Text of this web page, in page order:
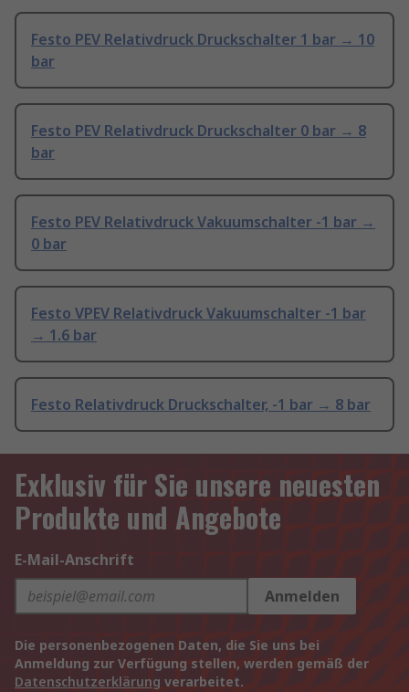
Festo PEV Relativdruck Druckschalter 1 bar → 10
bar
Festo PEV Relativdruck Druckschalter 0 bar → 8
bar
Festo PEV Relativdruck Vakuumschalter -1 bar →
0 bar
Festo VPEV Relativdruck Vakuumschalter -1 bar
→ 1.6 bar
Festo Relativdruck Druckschalter, -1 bar → 8 bar
Exklusiv für Sie unsere neuesten
Produkte und Angebote
E-Mail-Anschrift
Anmelden
Die personenbezogenen Daten, die Sie uns bei
Anmeldung zur Verfügung stellen, werden gemäß der
Datenschutzerklärung verarbeitet.